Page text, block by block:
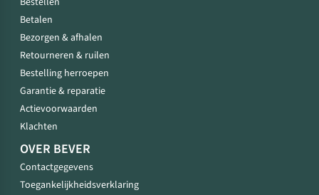
Betalen
Bezorgen & afhalen
Retourneren & ruilen
Bestelling herroepen
Garantie & reparatie
Actievoorwaarden
Klachten
OVER BEVER
Contactgegevens
Toegankelijkheidsverklaring